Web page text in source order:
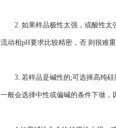
2. 如果样品极性太强，或酸性太强
流动相pH要求比较精密，否 则很难
3. 若样品是碱性的;可选择高纯硅
一般会选择中性或偏碱的条件下做，